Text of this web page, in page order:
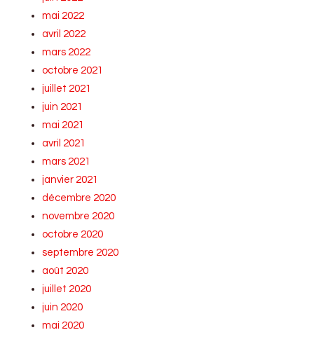
mai 2022
avril 2022
mars 2022
octobre 2021
juillet 2021
juin 2021
mai 2021
avril 2021
mars 2021
janvier 2021
décembre 2020
novembre 2020
octobre 2020
septembre 2020
août 2020
juillet 2020
juin 2020
mai 2020